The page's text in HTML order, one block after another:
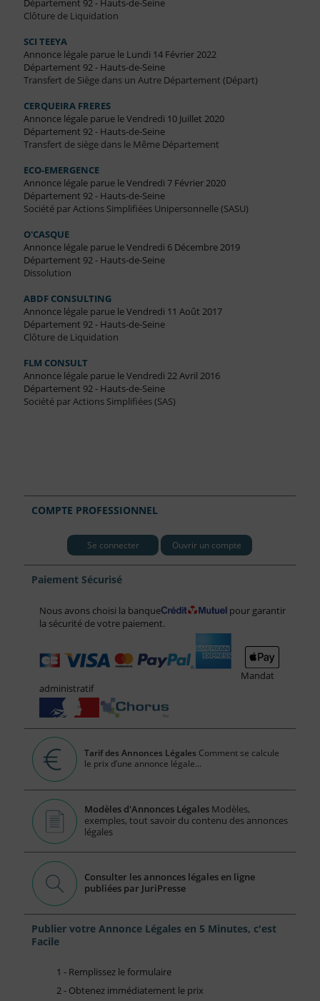
Département 92 - Hauts-de-Seine
Clôture de Liquidation
SCI TEEYA
Annonce légale parue le Lundi 14 Février 2022
Département 92 - Hauts-de-Seine
Transfert de Siège dans un Autre Département (Départ)
CERQUEIRA FRERES
Annonce légale parue le Vendredi 10 Juillet 2020
Département 92 - Hauts-de-Seine
Transfert de siège dans le Même Département
ECO-EMERGENCE
Annonce légale parue le Vendredi 7 Février 2020
Département 92 - Hauts-de-Seine
Société par Actions Simplifiées Unipersonnelle (SASU)
O'CASQUE
Annonce légale parue le Vendredi 6 Décembre 2019
Département 92 - Hauts-de-Seine
Dissolution
ABDF CONSULTING
Annonce légale parue le Vendredi 11 Août 2017
Département 92 - Hauts-de-Seine
Clôture de Liquidation
FLM CONSULT
Annonce légale parue le Vendredi 22 Avril 2016
Département 92 - Hauts-de-Seine
Société par Actions Simplifiées (SAS)
COMPTE PROFESSIONNEL
Se connecter Ouvrir un compte
Paiement Sécurisé
Nous avons choisi la banque
pour garantir
la sécurité de votre paiement.
Mandat
administratif
Tarif des Annonces Légales Comment se calcule
le prix d’une annonce légale...
Modèles d'Annonces Légales Modèles,
exemples, tout savoir du contenu des annonces
légales
Consulter les annonces légales en ligne
publiées par JuriPresse
Publier votre Annonce Légales en 5 Minutes, c'est
Facile
1 - Remplissez le formulaire
2 - Obtenez immédiatement le prix